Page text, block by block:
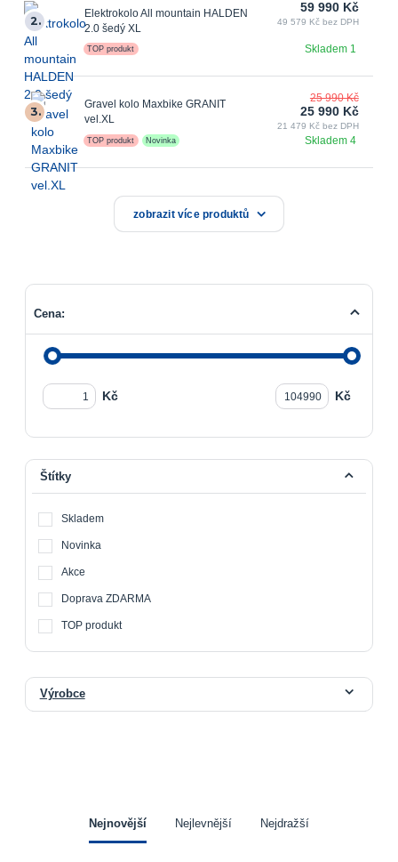
2.
Elektrokolo All mountain HALDEN
2.0 šedý XL
Skladem 1
TOP produkt
59 990 Kč
49 579 Kč bez DPH
3.
Gravel kolo Maxbike GRANIT
vel.XL
Skladem 4
TOP produkt Novinka
25 990 Kč
25 990 Kč
21 479 Kč bez DPH
zobrazit více produktů
Cena:
Kč Kč
Štítky
Skladem
Novinka
Akce
Doprava ZDARMA
TOP produkt
Výrobce
Nejnovější Nejlevnější Nejdražší